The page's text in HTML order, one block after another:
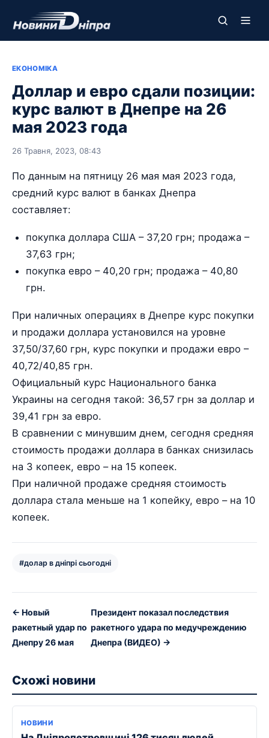
ЕКОНОМІКА
Доллар и евро сдали позиции:
курс валют в Днепре на 26
мая 2023 года
26 Травня, 2023, 08:43
По данным на пятницу 26 мая мая 2023 года,
средний курс валют в банках Днепра
составляет:
покупка доллара США – 37,20 грн; продажа –
37,63 грн;
покупка евро – 40,20 грн; продажа – 40,80
грн.
При наличных операциях в Днепре курс покупки
и продажи доллара установился на уровне
37,50/37,60 грн, курс покупки и продажи евро –
40,72/40,85 грн.
Официальный курс Национального банка
Украины на сегодня такой: 36,57 грн за доллар и
39,41 грн за евро.
В сравнении с минувшим днем, сегодня средняя
стоимость продажи доллара в банках снизилась
на 3 копеек, евро – на 15 копеек.
При наличной продаже средняя стоимость
доллара стала меньше на 1 копейку, евро – на 10
копеек.
#долар в дніпрі сьогодні
← Новый
ракетный удар по
Днепру 26 мая
Президент показал последствия
ракетного удара по медучреждению
Днепра (ВИДЕО) →
Схожі новини
НОВИНИ